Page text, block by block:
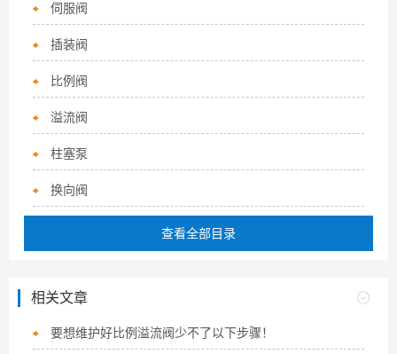
伺服阀
插装阀
比例阀
溢流阀
柱塞泵
换向阀
查看全部目录
相关文章
要想维护好比例溢流阀少不了以下步骤！